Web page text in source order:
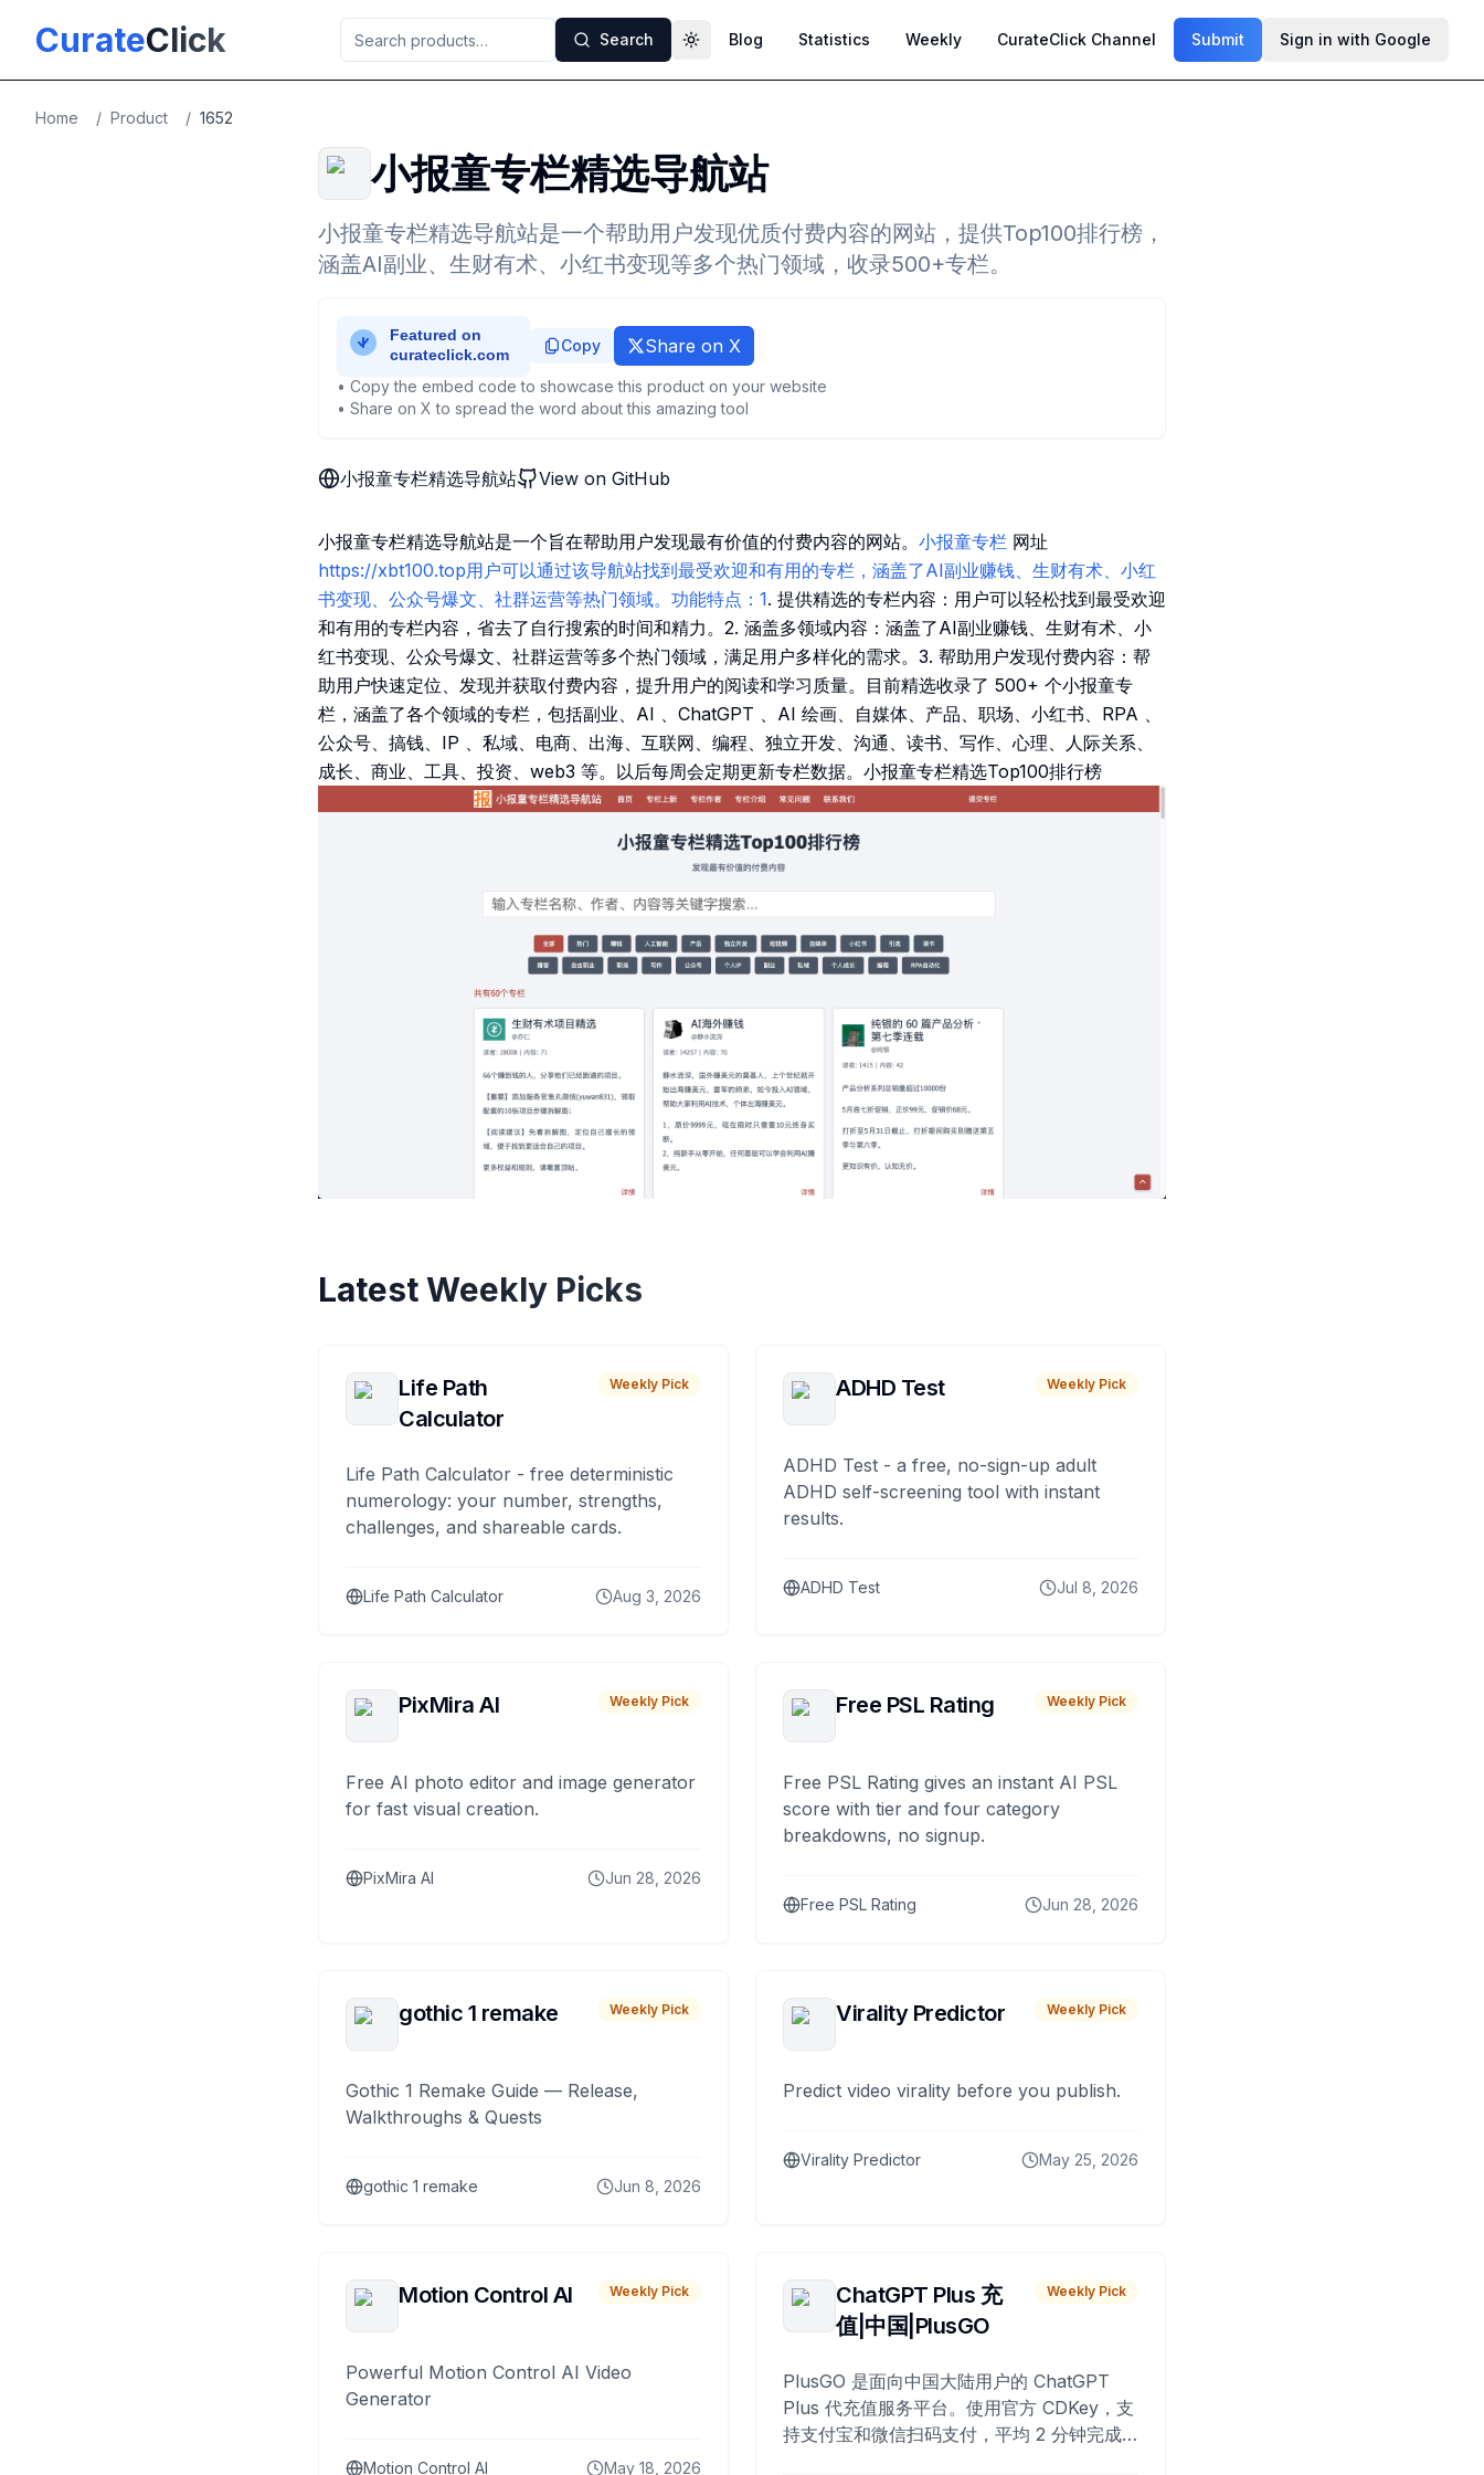
CurateClick Search Toggle theme
Blog Statistics Weekly CurateClick Channel Submit Sign in with Google
Home / Product / 1652
小报童专栏精选导航站
小报童专栏精选导航站是一个帮助用户发现优质付费内容的网站，提供Top100排行榜，
涵盖AI副业、生财有术、小红书变现等多个热门领域，收录500+专栏。
Copy Share on X
• Copy the embed code to showcase this product on your website
• Share on X to spread the word about this amazing tool
小报童专栏精选导航站 View on GitHub
小报童专栏精选导航站是一个旨在帮助用户发现最有价值的付费内容的网站。 小报童专栏 网址
https://xbt100.top用户可以通过该导航站找到最受欢迎和有用的专栏，涵盖了AI副业赚钱、生财有术、小红
书变现、公众号爆文、社群运营等热门领域。功能特点：1. 提供精选的专栏内容：用户可以轻松找到最受欢迎
和有用的专栏内容，省去了自行搜索的时间和精力。2. 涵盖多领域内容：涵盖了AI副业赚钱、生财有术、小
红书变现、公众号爆文、社群运营等多个热门领域，满足用户多样化的需求。3. 帮助用户发现付费内容：帮
助用户快速定位、发现并获取付费内容，提升用户的阅读和学习质量。目前精选收录了 500+ 个小报童专
栏，涵盖了各个领域的专栏，包括副业、AI 、ChatGPT 、AI 绘画、自媒体、产品、职场、小红书、RPA 、
公众号、搞钱、IP 、私域、电商、出海、互联网、编程、独立开发、沟通、读书、写作、心理、人际关系、
成长、商业、工具、投资、web3 等。以后每周会定期更新专栏数据。小报童专栏精选Top100排行榜
Latest Weekly Picks
Life Path
Calculator
Weekly Pick
Life Path Calculator - free deterministic
numerology: your number, strengths,
challenges, and shareable cards.
Life Path Calculator Aug 3, 2026
ADHD Test Weekly Pick
ADHD Test - a free, no-sign-up adult
ADHD self-screening tool with instant
results.
ADHD Test Jul 8, 2026
PixMira AI Weekly Pick
Free AI photo editor and image generator
for fast visual creation.
PixMira AI Jun 28, 2026
Free PSL Rating Weekly Pick
Free PSL Rating gives an instant AI PSL
score with tier and four category
breakdowns, no signup.
Free PSL Rating Jun 28, 2026
gothic 1 remake Weekly Pick
Gothic 1 Remake Guide — Release,
Walkthroughs & Quests
gothic 1 remake Jun 8, 2026
Virality Predictor Weekly Pick
Predict video virality before you publish.
Virality Predictor May 25, 2026
Motion Control AI Weekly Pick
Powerful Motion Control AI Video
Generator
Motion Control AI May 18, 2026
ChatGPT Plus 充
值|中国|PlusGO
Weekly Pick
PlusGO 是面向中国大陆用户的 ChatGPT
Plus 代充值服务平台。使用官方 CDKey，支
持支付宝和微信扫码支付，平均 2 分钟完成